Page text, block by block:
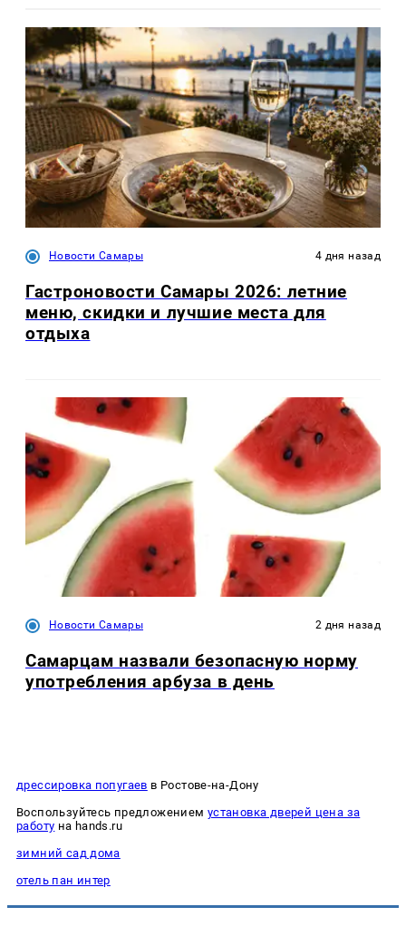
Новости Самары 4 дня назад
Гастроновости Самары 2026: летние
меню, скидки и лучшие места для
отдыха
Новости Самары 2 дня назад
Самарцам назвали безопасную норму
употребления арбуза в день
дрессировка попугаев в Ростове-на-Дону
Воспользуйтесь предложением установка дверей цена за
работу на hands.ru
зимний сад дома
отель пан интер